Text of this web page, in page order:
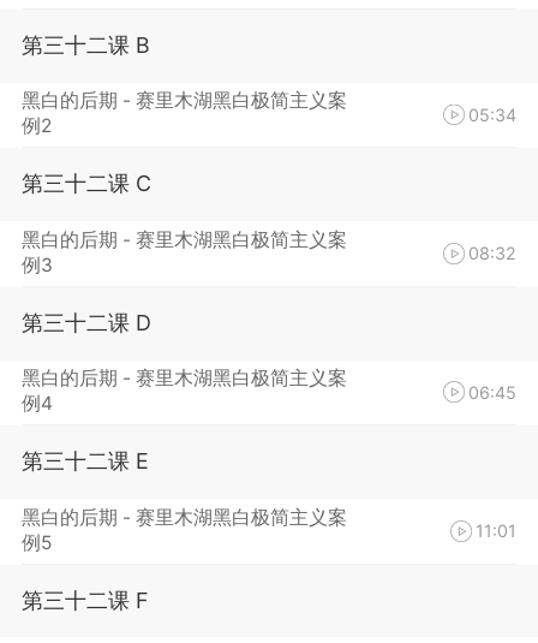
第三十二课 B
黑白的后期 - 赛里木湖黑白极简主义案
例2
05:34
第三十二课 C
黑白的后期 - 赛里木湖黑白极简主义案
例3
08:32
第三十二课 D
黑白的后期 - 赛里木湖黑白极简主义案
例4
06:45
第三十二课 E
黑白的后期 - 赛里木湖黑白极简主义案
例5
11:01
第三十二课 F